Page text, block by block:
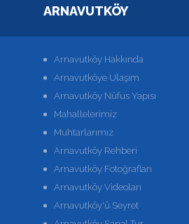
ARNAVUTKÖY
Arnavutköy Hakkında
Arnavutköye Ulaşım
Arnavutköy Nüfus Yapısı
Mahallelerimiz
Muhtarlarımız
Arnavutköy Rehberi
Arnavutköy Fotoğrafları
Arnavutköy Videoları
Arnavutköy'ü Seyret